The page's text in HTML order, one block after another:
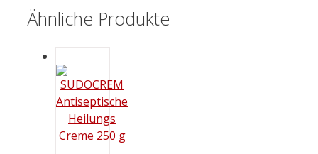
Ähnliche Produkte